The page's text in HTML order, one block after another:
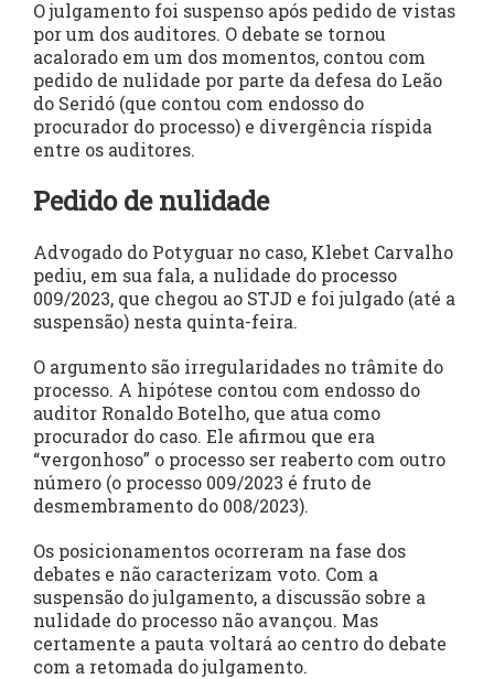
O julgamento foi suspenso após pedido de vistas
por um dos auditores. O debate se tornou
acalorado em um dos momentos, contou com
pedido de nulidade por parte da defesa do Leão
do Seridó (que contou com endosso do
procurador do processo) e divergência ríspida
entre os auditores.
Pedido de nulidade
Advogado do Potyguar no caso, Klebet Carvalho
pediu, em sua fala, a nulidade do processo
009/2023, que chegou ao STJD e foi julgado (até a
suspensão) nesta quinta-feira.
O argumento são irregularidades no trâmite do
processo. A hipótese contou com endosso do
auditor Ronaldo Botelho, que atua como
procurador do caso. Ele afirmou que era
“vergonhoso” o processo ser reaberto com outro
número (o processo 009/2023 é fruto de
desmembramento do 008/2023).
Os posicionamentos ocorreram na fase dos
debates e não caracterizam voto. Com a
suspensão do julgamento, a discussão sobre a
nulidade do processo não avançou. Mas
certamente a pauta voltará ao centro do debate
com a retomada do julgamento.